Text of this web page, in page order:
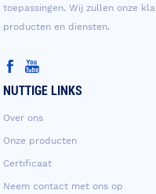
toepassingen. Wij zullen onze
producten en diensten.
NUTTIGE LINKS
Over ons
Onze producten
Certificaat
Neem contact met ons op